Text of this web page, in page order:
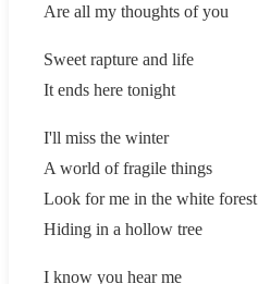
Are all my thoughts of you
Sweet rapture and life
It ends here tonight
I'll miss the winter
A world of fragile things
Look for me in the white forest
Hiding in a hollow tree
I know you hear me